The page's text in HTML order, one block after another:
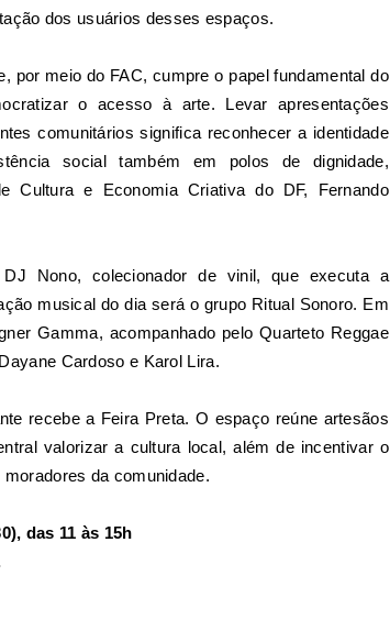
dos usuários desses espaços.
por meio do FAC, cumpre o papel fundamental do
o acesso à arte. Levar apresentações
comunitários significa reconhecer a identidade
social também em polos de dignidade,
Cultura e Economia Criativa do DF, Fernando
Nono, colecionador de vinil, que executa a
musical do dia será o grupo Ritual Sonoro. Em
Gamma, acompanhado pelo Quarteto Reggae
Cardoso e Karol Lira.
recebe a Feira Preta. O espaço reúne artesãos
valorizar a cultura local, além de incentivar o
da comunidade.
das 11 às 15h